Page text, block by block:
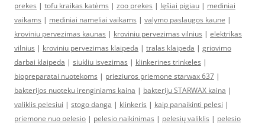
prekes | tofu kraikas katėms | zoo prekes | lęšiai pigiau | mediniai
vaikams | mediniai nameliai vaikams | valymo paslaugos kaune |
kroviniu pervezimas kaunas | kroviniu pervezimas vilnius | elektrikas
vilnius | kroviniu pervezimas klaipeda | tralas klaipeda | griovimo
darbai klaipeda | siukliu isvezimas | klinkerines trinkeles |
biopreparatai nuotekoms | prieziuros priemone starwax 637 |
bakterijos nuoteku irenginiams kaina | bakteriju STARWAX kaina |
valiklis pelesiui | stogo danga | klinkeris | kaip panaikinti pelesi |
priemone nuo pelesio | pelesio naikinimas | pelesių valiklis | pelesio